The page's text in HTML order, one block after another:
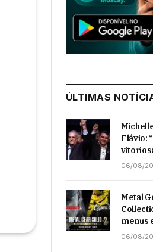
ÚLTIMAS
Flávio:
06/08/
Metal
menus
06/08/